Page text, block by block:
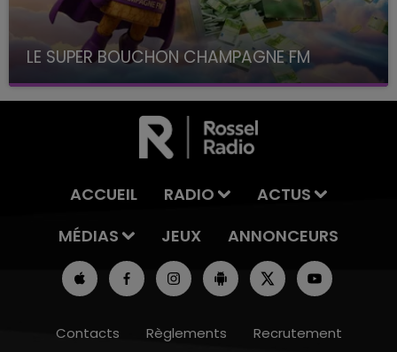
LE SUPER BOUCHON CHAMPAGNE FM
avec La Famille Champagne FM, à 8H10
ACCUEIL RADIO
ACTUS
MÉDIAS
JEUX ANNONCEURS
Contacts Règlements Recrutement